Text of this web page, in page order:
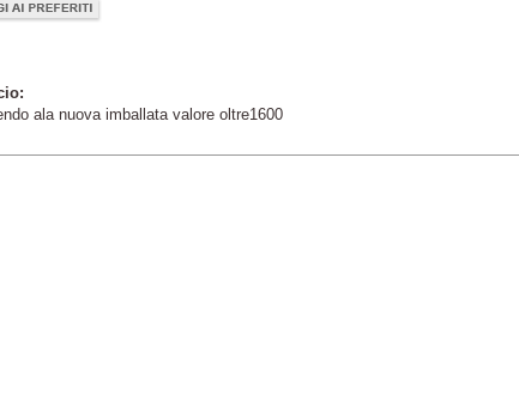
ala nuova imballata valore oltre1600